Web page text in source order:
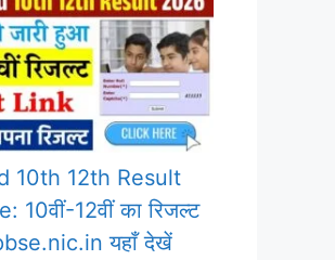
10th 12th Result
10वीं-12वीं का रिजल्ट
यहाँ देखें